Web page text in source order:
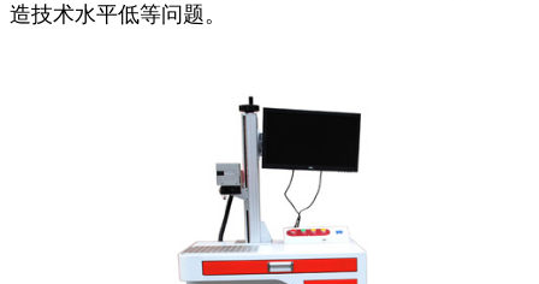
造技术水平低等问题。